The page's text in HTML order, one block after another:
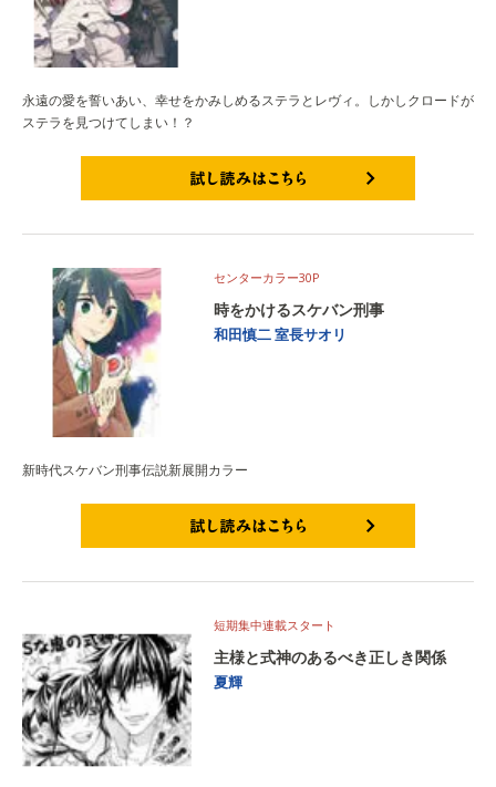
永遠の愛を誓いあい、幸せをかみしめるステラとレヴィ。しかしクロードが
ステラを見つけてしまい！？
センターカラー30P
時をかけるスケバン刑事
和田慎二室長サオリ
新時代スケバン刑事伝説新展開カラー
短期集中連載スタート
主様と式神のあるべき正しき関係
夏輝